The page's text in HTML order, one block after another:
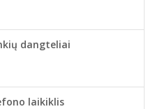
dangteliai
laikiklis